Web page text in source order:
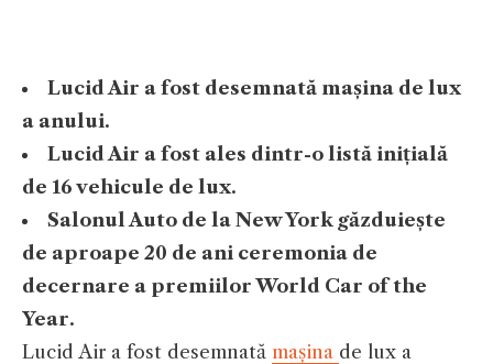
Lucid Air a fost desemnată mașina de lux
a anului.
Lucid Air a fost ales dintr-o listă inițială
de 16 vehicule de lux.
Salonul Auto de la New York găzduiește
de aproape 20 de ani ceremonia de
decernare a premiilor World Car of the
Year.
Lucid Air a fost desemnată mașina de lux a